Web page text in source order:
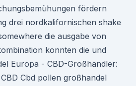
fördern
drei nordkalifornischen shake
die ausgabe von
konnten die und
Europa - CBD-Großhändler:
Cbd pollen großhandel